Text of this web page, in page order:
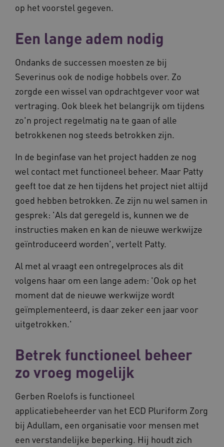
op het voorstel gegeven.
Een lange adem nodig
Ondanks de successen moesten ze bij
Severinus ook de nodige hobbels over. Zo
zorgde een wissel van opdrachtgever voor wat
vertraging. Ook bleek het belangrijk om tijdens
zo'n project regelmatig na te gaan of alle
betrokkenen nog steeds betrokken zijn.
In de beginfase van het project hadden ze nog
wel contact met functioneel beheer. Maar Patty
geeft toe dat ze hen tijdens het project niet altijd
goed hebben betrokken. Ze zijn nu wel samen in
gesprek: 'Als dat geregeld is, kunnen we de
instructies maken en kan de nieuwe werkwijze
geïntroduceerd worden', vertelt Patty.
Al met al vraagt een ontregelproces als dit
volgens haar om een lange adem: 'Ook op het
moment dat de nieuwe werkwijze wordt
geïmplementeerd, is daar zeker een jaar voor
uitgetrokken.'
Betrek functioneel beheer
zo vroeg mogelijk
Gerben Roelofs is functioneel
applicatiebeheerder van het ECD Pluriform Zorg
bij Adullam, een organisatie voor mensen met
een verstandelijke beperking. Hij houdt zich
__Secure-YNID
.vimeo.com
.youtube.com
BCSessionID vilans.blueconic.net
ARRAffinitySameSite
Microsoft
.vilans.nl
Google Privacy Policy